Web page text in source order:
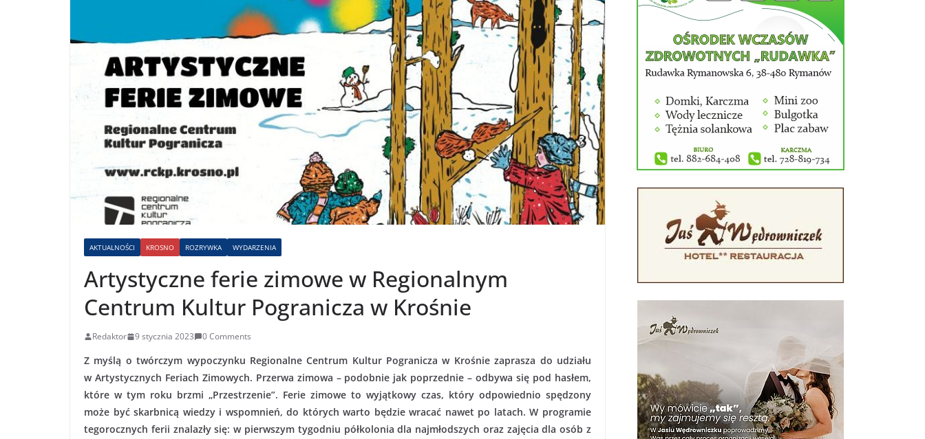
AKTUALNOŚCI KROSNO ROZRYWKA WYDARZENIA
Artystyczne ferie zimowe w Regionalnym
Centrum Kultur Pogranicza w Krośnie
Redaktor 9 stycznia 2023 0 Comments
Z myślą o twórczym wypoczynku Regionalne Centrum Kultur Pogranicza w Krośnie zaprasza do udziału
w Artystycznych Feriach Zimowych. Przerwa zimowa – podobnie jak poprzednie – odbywa się pod hasłem,
które w tym roku brzmi „Przestrzenie”. Ferie zimowe to wyjątkowy czas, który odpowiednio spędzony
może być skarbnicą wiedzy i wspomnień, do których warto będzie wracać nawet po latach. W programie
tegorocznych ferii znalazły się: w pierwszym tygodniu półkolonia dla najmłodszych oraz zajęcia dla osób z